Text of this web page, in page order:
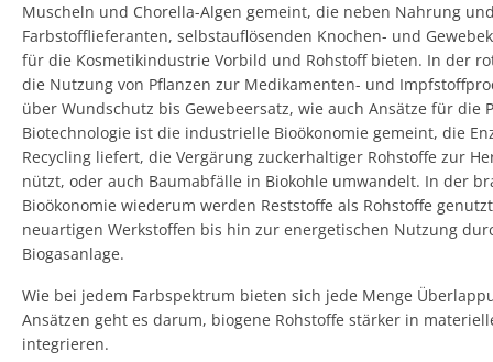
Muscheln und Chorella-Algen gemeint, die neben Nahrung
Farbstofflieferanten, selbstauflösenden Knochen- und
für die Kosmetikindustrie Vorbild und Rohstoff bieten. In der
die Nutzung von Pflanzen zur Medikamenten- und
über Wundschutz bis Gewebeersatz, wie auch Ansätze für die
Biotechnologie ist die industrielle Bioökonomie gemeint, die
Recycling liefert, die Vergärung zuckerhaltiger Rohstoffe zur
nützt, oder auch Baumabfälle in Biokohle umwandelt. In der
Bioökonomie wiederum werden Reststoffe als Rohstoffe
neuartigen Werkstoffen bis hin zur energetischen Nutzung
Biogasanlage.
Wie bei jedem Farbspektrum bieten sich jede Menge
Ansätzen geht es darum, biogene Rohstoffe stärker in
integrieren.